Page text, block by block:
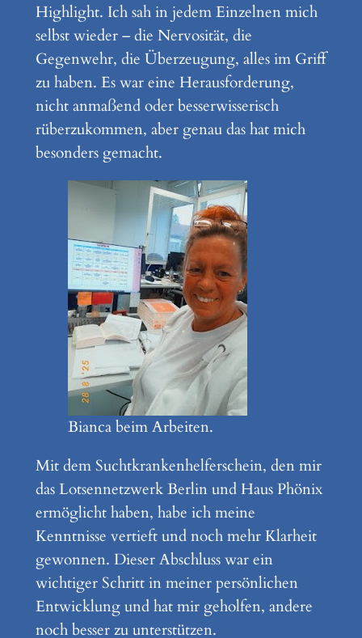
Highlight. Ich sah in jedem Einzelnen mich
selbst wieder – die Nervosität, die
Gegenwehr, die Überzeugung, alles im Griff
zu haben. Es war eine Herausforderung,
nicht anmaßend oder besserwisserisch
rüberzukommen, aber genau das hat mich
besonders gemacht.
Bianca beim Arbeiten.
Mit dem Suchtkrankenhelferschein, den mir
das Lotsennetzwerk Berlin und Haus Phönix
ermöglicht haben, habe ich meine
Kenntnisse vertieft und noch mehr Klarheit
gewonnen. Dieser Abschluss war ein
wichtiger Schritt in meiner persönlichen
Entwicklung und hat mir geholfen, andere
noch besser zu unterstützen.